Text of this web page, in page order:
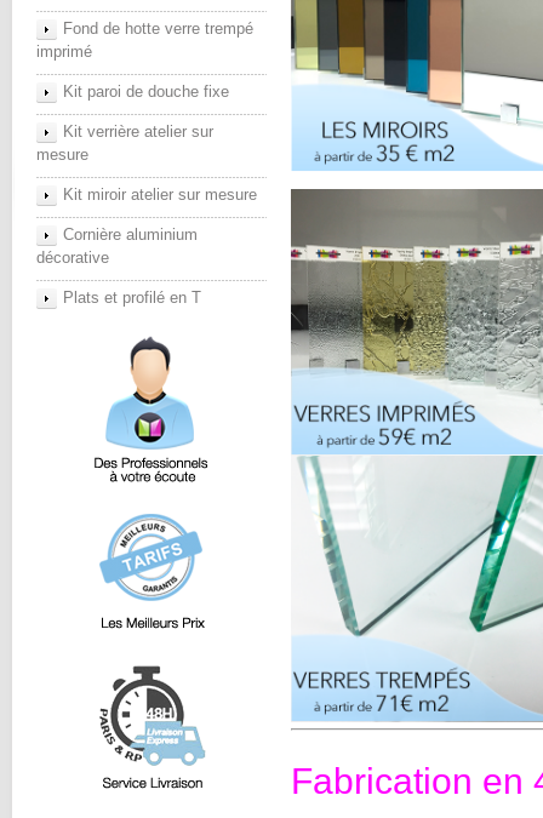
Fond de hotte verre trempé
imprimé
Kit paroi de douche fixe
Kit verrière atelier sur
mesure
Kit miroir atelier sur mesure
Cornière aluminium
décorative
Plats et profilé en T
Fabrication en